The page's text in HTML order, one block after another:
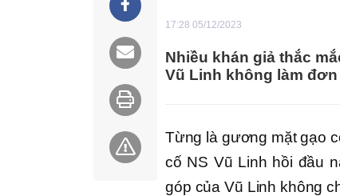
17:28 05/12/2023
Nhiều khán giả thắc
Vũ Linh không làm
Từng là gương mặt gạo
cố NS Vũ Linh hồi đầu
góp của Vũ Linh không